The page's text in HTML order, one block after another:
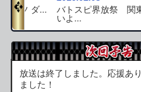
放送は終了しました。応援ありがとうござい
ました！